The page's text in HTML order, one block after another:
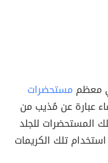
معظم مستحضرات
عبارة عن مُذيب من
المستحضرات للجلد
تلك الكريمات